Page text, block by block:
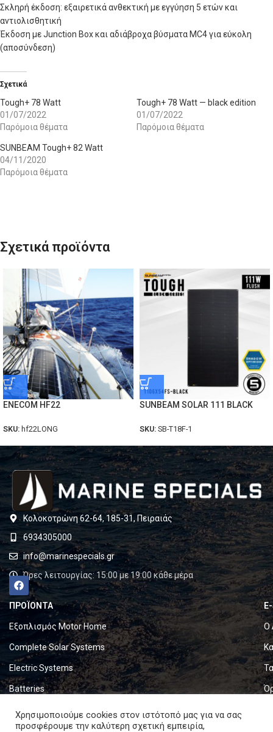
Σκληρή έκδοση: εξαιρετικά ανθεκτική με εγγύηση 5 ετών και
αντιολισθητική
Έκδοση με Junction Box και αδιάβροχα βύσματα MC4 για εύκολη
(αποσύνδεση)
Σχετικά
Tough+ 78 Watt
01/07/2022
Παρόμοια θέματα
Tough+ 78 Watt — black edition
01/07/2022
Παρόμοια θέματα
SUNBEAM Tough+ 82 Watt
04/11/2020
Παρόμοια θέματα
Σχετικά προϊόντα
ENECOM HF22
SKU: hf22LONG
SUNBEAM SOLAR 111 BLACK
SKU: SB-T18F-1
Κολοκοτρώνη 62-64, 185-31, Πειραιάς
6934305000
info@marinespecials.gr
Ώρες λειτουργίας: 15:00 με 19:00 κάθε μέρα
ΠΡΟΪΟΝΤΑ
Εξοπλισμός Motor Home
Complete Solar Systems
Electric Systems
Batteries
Set & Fold Solar Panels
Marine Equipment
Ο
Χρησιμοποιούμε cookies στον ιστότοπό μας για να σας
προσφέρουμε την καλύτερη σχετική εμπειρία,